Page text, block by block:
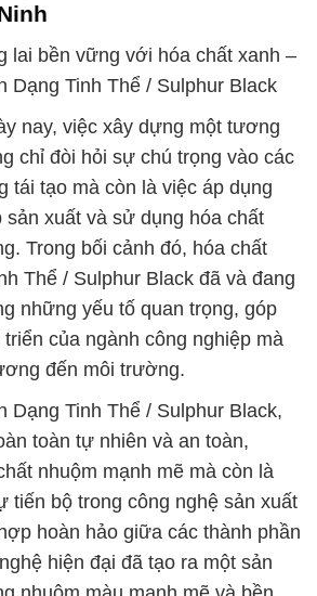
lai bền vững với hóa chất xanh –
Dạng Tinh Thể / Sulphur Black
nay, việc xây dựng một tương
chỉ đòi hỏi sự chú trọng vào các
tái tạo mà còn là việc áp dụng
xuất và sử dụng hóa chất
Trong bối cảnh đó, hóa chất
Thể / Sulphur Black đã và đang
những yếu tố quan trọng, góp
của ngành công nghiệp mà
đến môi trường.
Dạng Tinh Thể / Sulphur Black,
toàn tự nhiên và an toàn,
nhuộm mạnh mẽ mà còn là
tiến bộ trong công nghệ sản xuất
hoàn hảo giữa các thành phần
hiện đại đã tạo ra một sản